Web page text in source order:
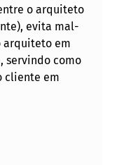
o arquiteto
evita mal-
arquiteto em
servindo como
cliente em